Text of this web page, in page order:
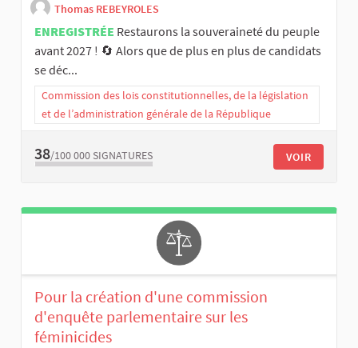
Thomas REBEYROLES
ENREGISTRÉE Restaurons la souveraineté du peuple
avant 2027 ! 🔄 Alors que de plus en plus de candidats
se déc...
Commission des lois constitutionnelles, de la législation
et de l’administration générale de la République
38/100 000 SIGNATURES VOIR
Pour la création d'une commission
d'enquête parlementaire sur les
féminicides